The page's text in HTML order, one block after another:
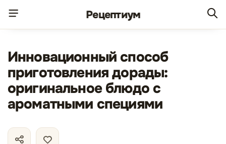
Рецептиум
Инновационный способ
приготовления дорады:
оригинальное блюдо с
ароматными специями